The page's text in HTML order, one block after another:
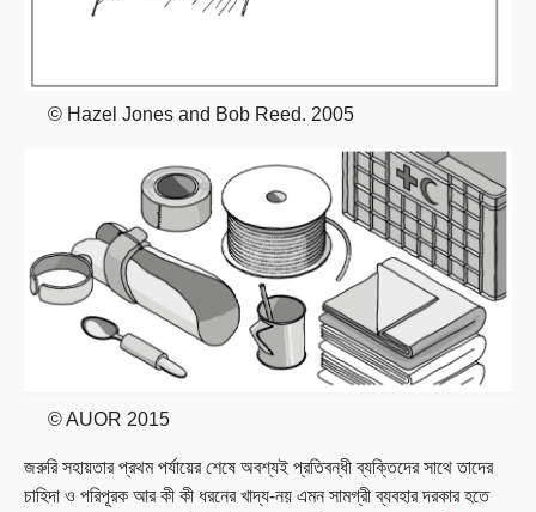
© Hazel Jones and Bob Reed. 2005
© AUOR 2015
জরুরি সহায়তার প্রথম পর্যায়ের শেষে অবশ্যই প্রতিবন্ধী ব্যক্তিদের সাথে তাদের
চাহিদা ও পরিপূরক আর কী কী ধরনের খাদ্য-নয় এমন সামগ্রী ব্যবহার দরকার হতে